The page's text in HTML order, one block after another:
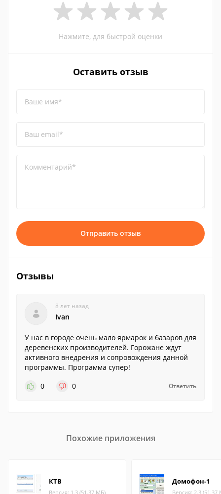
Нажмите, для быстрой оценки
Оставить отзыв
Ваше имя*
Ваш email*
Комментарий*
Отправить отзыв
Отзывы
8 лет назад
Ivan
У нас в городе очень мало ярмарок и базаров для
деревенских производителей. Горожане ждут
активного внедрения и сопровождения данной
программы. Программа супер!
0
0 Ответить
Похожие приложения
КТВ
Версия: 1.3 (51.37 МБ)
Домофон-1
Версия: 2.3 (51.37